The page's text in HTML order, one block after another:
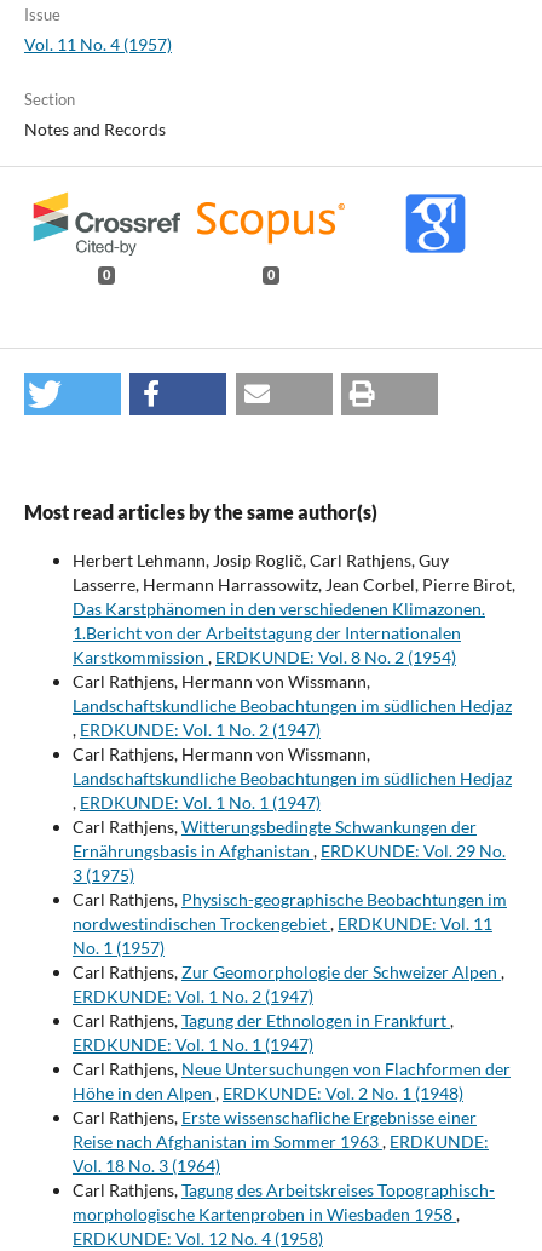
Issue
Vol. 11 No. 4 (1957)
Section
Notes and Records
0 0
Most read articles by the same author(s)
Herbert Lehmann, Josip Roglič, Carl Rathjens, Guy
Lasserre, Hermann Harrassowitz, Jean Corbel, Pierre Birot,
Das Karstphänomen in den verschiedenen Klimazonen.
1.Bericht von der Arbeitstagung der Internationalen
Karstkommission , ERDKUNDE: Vol. 8 No. 2 (1954)
Carl Rathjens, Hermann von Wissmann,
Landschaftskundliche Beobachtungen im südlichen Hedjaz
, ERDKUNDE: Vol. 1 No. 2 (1947)
Carl Rathjens, Hermann von Wissmann,
Landschaftskundliche Beobachtungen im südlichen Hedjaz
, ERDKUNDE: Vol. 1 No. 1 (1947)
Carl Rathjens,Witterungsbedingte Schwankungen der
Ernährungsbasis in Afghanistan , ERDKUNDE: Vol. 29 No.
3 (1975)
Carl Rathjens, Physisch-geographische Beobachtungen im
nordwestindischen Trockengebiet, ERDKUNDE: Vol. 11
No. 1 (1957)
Carl Rathjens,Zur Geomorphologie der Schweizer Alpen ,
ERDKUNDE: Vol. 1 No. 2 (1947)
Carl Rathjens,Tagung der Ethnologen in Frankfurt,
ERDKUNDE: Vol. 1 No. 1 (1947)
Carl Rathjens, Neue Untersuchungen von Flachformen der
Höhe in den Alpen , ERDKUNDE: Vol. 2 No. 1 (1948)
Carl Rathjens, Erste wissenschafliche Ergebnisse einer
Reise nach Afghanistan im Sommer 1963, ERDKUNDE:
Vol. 18 No. 3 (1964)
Carl Rathjens,Tagung des Arbeitskreises Topographisch-
morphologische Kartenproben in Wiesbaden 1958,
ERDKUNDE: Vol. 12 No. 4 (1958)